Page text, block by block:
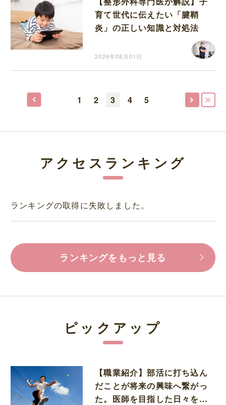
育て世代に伝えたい「腱鞘
炎」の正しい知識と対処法
2026年08月01日
1 2 3 4 5
アクセスランキング
ランキングの取得に失敗しました。
ランキングをもっと見る
ピックアップ
【職業紹介】部活に打ち込ん
だことが将来の興味へ繋がっ
た。医師を目指した日々を振